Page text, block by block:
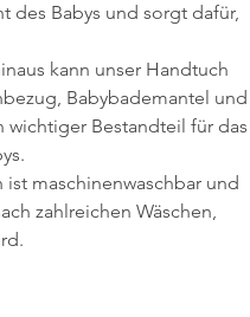
des Babys und sorgt dafür,
kann unser Handtuch
Babybademantel und
Bestandteil für das
maschinenwaschbar und
zahlreichen Wäschen,